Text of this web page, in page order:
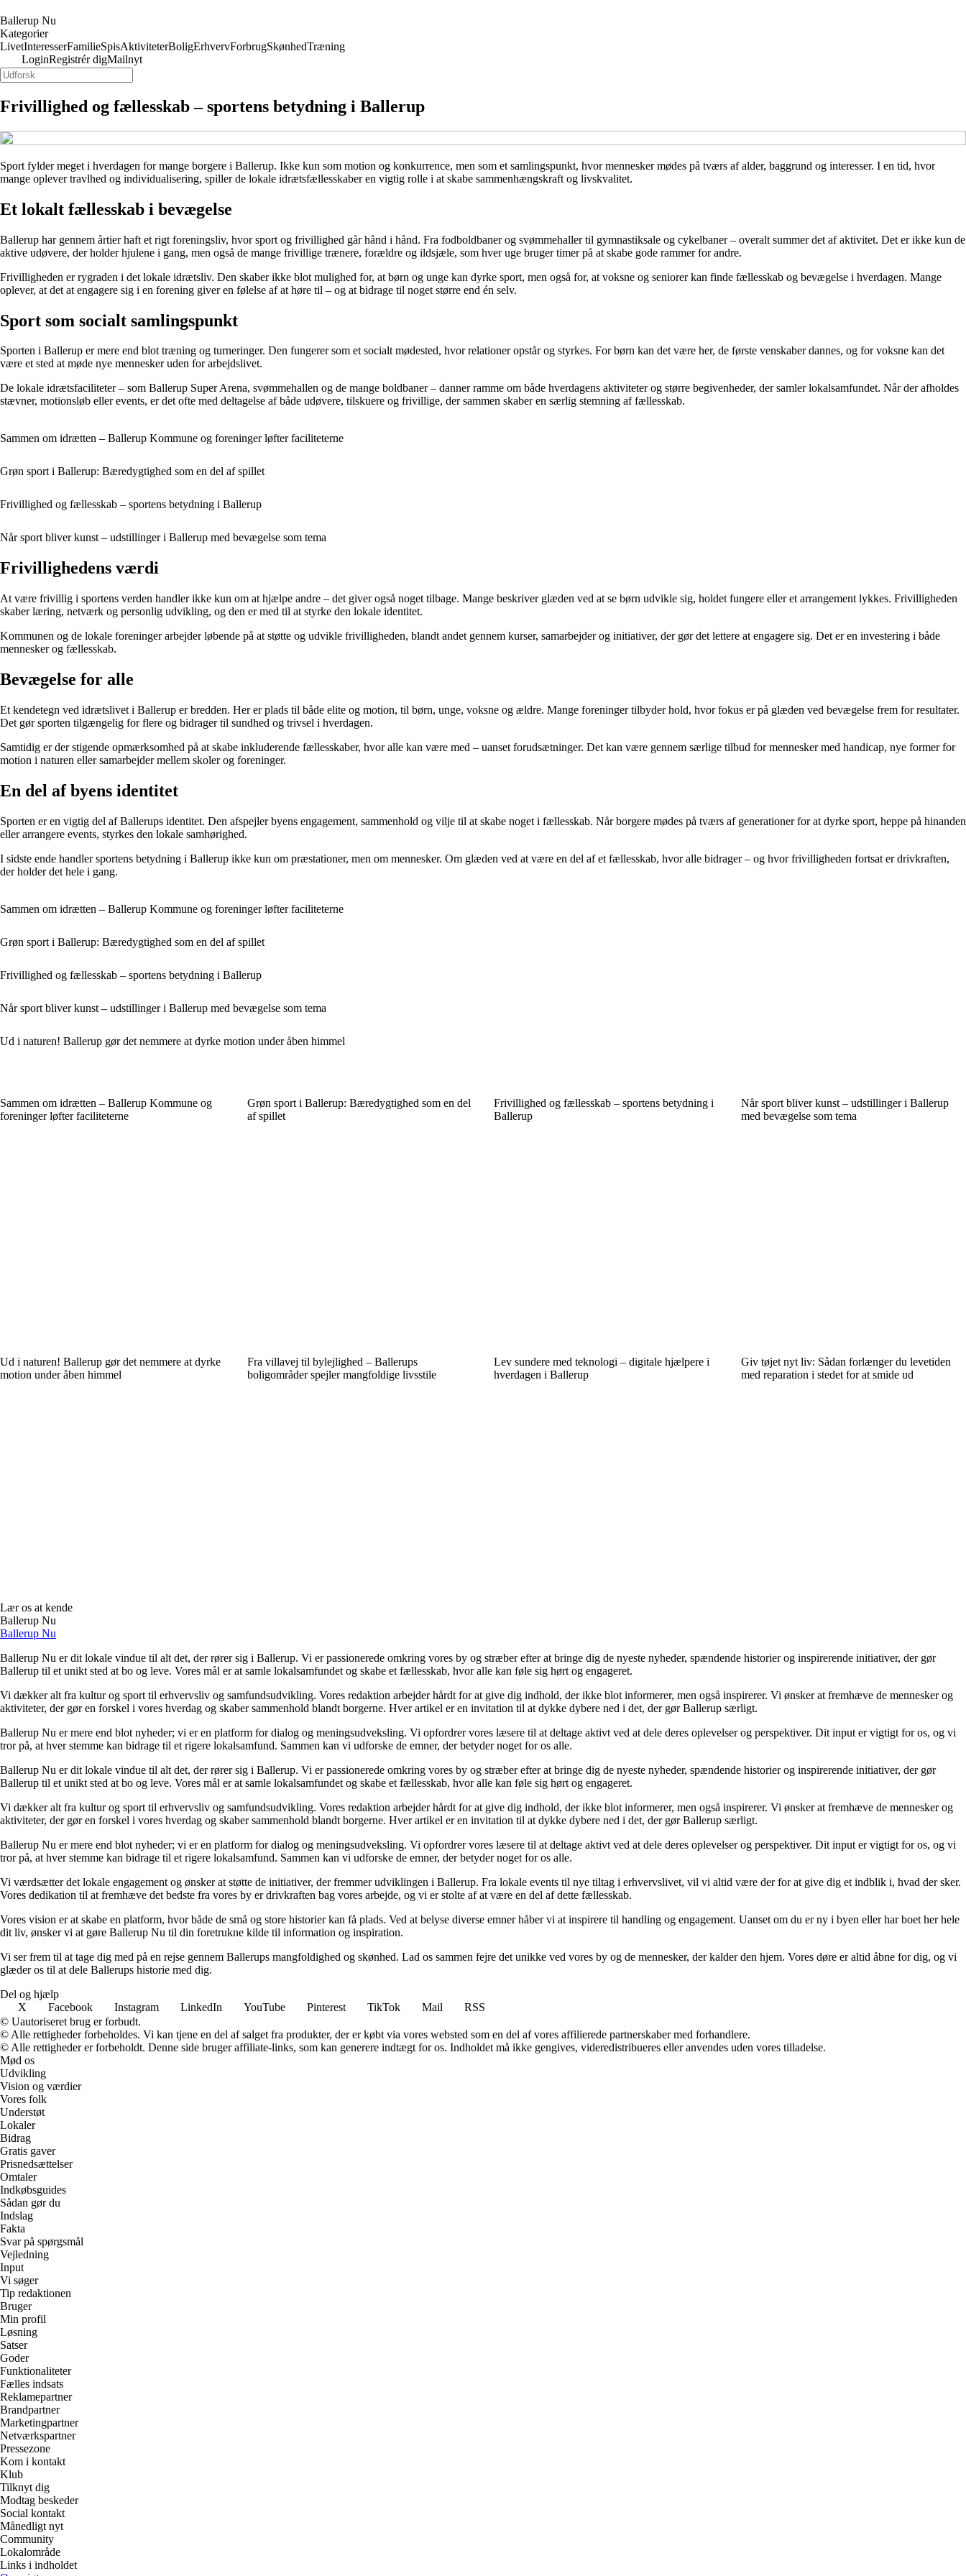
Ballerup Nu
Kategorier
LivetInteresserFamilieSpisAktiviteterBoligErhvervForbrugSkønhedTræning
LoginRegistrér digMailnyt
Frivillighed og fællesskab – sportens betydning i Ballerup
Sport fylder meget i hverdagen for mange borgere i Ballerup. Ikke kun som motion og konkurrence, men som et samlingspunkt, hvor mennesker mødes på tværs af alder, baggrund og interesser. I en tid, hvor
mange oplever travlhed og individualisering, spiller de lokale idrætsfællesskaber en vigtig rolle i at skabe sammenhængskraft og livskvalitet.
Et lokalt fællesskab i bevægelse
Ballerup har gennem årtier haft et rigt foreningsliv, hvor sport og frivillighed går hånd i hånd. Fra fodboldbaner og svømmehaller til gymnastiksale og cykelbaner – overalt summer det af aktivitet. Det er ikke kun de
aktive udøvere, der holder hjulene i gang, men også de mange frivillige trænere, forældre og ildsjæle, som hver uge bruger timer på at skabe gode rammer for andre.
Frivilligheden er rygraden i det lokale idrætsliv. Den skaber ikke blot mulighed for, at børn og unge kan dyrke sport, men også for, at voksne og seniorer kan finde fællesskab og bevægelse i hverdagen. Mange
oplever, at det at engagere sig i en forening giver en følelse af at høre til – og at bidrage til noget større end én selv.
Sport som socialt samlingspunkt
Sporten i Ballerup er mere end blot træning og turneringer. Den fungerer som et socialt mødested, hvor relationer opstår og styrkes. For børn kan det være her, de første venskaber dannes, og for voksne kan det
være et sted at møde nye mennesker uden for arbejdslivet.
De lokale idrætsfaciliteter – som Ballerup Super Arena, svømmehallen og de mange boldbaner – danner ramme om både hverdagens aktiviteter og større begivenheder, der samler lokalsamfundet. Når der afholdes
stævner, motionsløb eller events, er det ofte med deltagelse af både udøvere, tilskuere og frivillige, der sammen skaber en særlig stemning af fællesskab.
Sammen om idrætten – Ballerup Kommune og foreninger løfter faciliteterne
Grøn sport i Ballerup: Bæredygtighed som en del af spillet
Frivillighed og fællesskab – sportens betydning i Ballerup
Når sport bliver kunst – udstillinger i Ballerup med bevægelse som tema
Frivillighedens værdi
At være frivillig i sportens verden handler ikke kun om at hjælpe andre – det giver også noget tilbage. Mange beskriver glæden ved at se børn udvikle sig, holdet fungere eller et arrangement lykkes. Frivilligheden
skaber læring, netværk og personlig udvikling, og den er med til at styrke den lokale identitet.
Kommunen og de lokale foreninger arbejder løbende på at støtte og udvikle frivilligheden, blandt andet gennem kurser, samarbejder og initiativer, der gør det lettere at engagere sig. Det er en investering i både
mennesker og fællesskab.
Bevægelse for alle
Et kendetegn ved idrætslivet i Ballerup er bredden. Her er plads til både elite og motion, til børn, unge, voksne og ældre. Mange foreninger tilbyder hold, hvor fokus er på glæden ved bevægelse frem for resultater.
Det gør sporten tilgængelig for flere og bidrager til sundhed og trivsel i hverdagen.
Samtidig er der stigende opmærksomhed på at skabe inkluderende fællesskaber, hvor alle kan være med – uanset forudsætninger. Det kan være gennem særlige tilbud for mennesker med handicap, nye former for
motion i naturen eller samarbejder mellem skoler og foreninger.
En del af byens identitet
Sporten er en vigtig del af Ballerups identitet. Den afspejler byens engagement, sammenhold og vilje til at skabe noget i fællesskab. Når borgere mødes på tværs af generationer for at dyrke sport, heppe på hinanden
eller arrangere events, styrkes den lokale samhørighed.
I sidste ende handler sportens betydning i Ballerup ikke kun om præstationer, men om mennesker. Om glæden ved at være en del af et fællesskab, hvor alle bidrager – og hvor frivilligheden fortsat er drivkraften,
der holder det hele i gang.
Sammen om idrætten – Ballerup Kommune og foreninger løfter faciliteterne
Grøn sport i Ballerup: Bæredygtighed som en del af spillet
Frivillighed og fællesskab – sportens betydning i Ballerup
Når sport bliver kunst – udstillinger i Ballerup med bevægelse som tema
Ud i naturen! Ballerup gør det nemmere at dyrke motion under åben himmel
Sammen om idrætten – Ballerup Kommune og
foreninger løfter faciliteterne
Grøn sport i Ballerup: Bæredygtighed som en del
af spillet
Frivillighed og fællesskab – sportens betydning i
Ballerup
Når sport bliver kunst – udstillinger i Ballerup
med bevægelse som tema
Ud i naturen! Ballerup gør det nemmere at dyrke
motion under åben himmel
Fra villavej til bylejlighed – Ballerups
boligområder spejler mangfoldige livsstile
Lev sundere med teknologi – digitale hjælpere i
hverdagen i Ballerup
Giv tøjet nyt liv: Sådan forlænger du levetiden
med reparation i stedet for at smide ud
Lær os at kende
Ballerup Nu
Ballerup Nu
Ballerup Nu er dit lokale vindue til alt det, der rører sig i Ballerup. Vi er passionerede omkring vores by og stræber efter at bringe dig de nyeste nyheder, spændende historier og inspirerende initiativer, der gør
Ballerup til et unikt sted at bo og leve. Vores mål er at samle lokalsamfundet og skabe et fællesskab, hvor alle kan føle sig hørt og engageret.
Vi dækker alt fra kultur og sport til erhvervsliv og samfundsudvikling. Vores redaktion arbejder hårdt for at give dig indhold, der ikke blot informerer, men også inspirerer. Vi ønsker at fremhæve de mennesker og
aktiviteter, der gør en forskel i vores hverdag og skaber sammenhold blandt borgerne. Hver artikel er en invitation til at dykke dybere ned i det, der gør Ballerup særligt.
Ballerup Nu er mere end blot nyheder; vi er en platform for dialog og meningsudveksling. Vi opfordrer vores læsere til at deltage aktivt ved at dele deres oplevelser og perspektiver. Dit input er vigtigt for os, og vi
tror på, at hver stemme kan bidrage til et rigere lokalsamfund. Sammen kan vi udforske de emner, der betyder noget for os alle.
Ballerup Nu er dit lokale vindue til alt det, der rører sig i Ballerup. Vi er passionerede omkring vores by og stræber efter at bringe dig de nyeste nyheder, spændende historier og inspirerende initiativer, der gør
Ballerup til et unikt sted at bo og leve. Vores mål er at samle lokalsamfundet og skabe et fællesskab, hvor alle kan føle sig hørt og engageret.
Vi dækker alt fra kultur og sport til erhvervsliv og samfundsudvikling. Vores redaktion arbejder hårdt for at give dig indhold, der ikke blot informerer, men også inspirerer. Vi ønsker at fremhæve de mennesker og
aktiviteter, der gør en forskel i vores hverdag og skaber sammenhold blandt borgerne. Hver artikel er en invitation til at dykke dybere ned i det, der gør Ballerup særligt.
Ballerup Nu er mere end blot nyheder; vi er en platform for dialog og meningsudveksling. Vi opfordrer vores læsere til at deltage aktivt ved at dele deres oplevelser og perspektiver. Dit input er vigtigt for os, og vi
tror på, at hver stemme kan bidrage til et rigere lokalsamfund. Sammen kan vi udforske de emner, der betyder noget for os alle.
Vi værdsætter det lokale engagement og ønsker at støtte de initiativer, der fremmer udviklingen i Ballerup. Fra lokale events til nye tiltag i erhvervslivet, vil vi altid være der for at give dig et indblik i, hvad der sker.
Vores dedikation til at fremhæve det bedste fra vores by er drivkraften bag vores arbejde, og vi er stolte af at være en del af dette fællesskab.
Vores vision er at skabe en platform, hvor både de små og store historier kan få plads. Ved at belyse diverse emner håber vi at inspirere til handling og engagement. Uanset om du er ny i byen eller har boet her hele
dit liv, ønsker vi at gøre Ballerup Nu til din foretrukne kilde til information og inspiration.
Vi ser frem til at tage dig med på en rejse gennem Ballerups mangfoldighed og skønhed. Lad os sammen fejre det unikke ved vores by og de mennesker, der kalder den hjem. Vores døre er altid åbne for dig, og vi
glæder os til at dele Ballerups historie med dig.
Del og hjælp
X
Facebook Instagram LinkedIn YouTube Pinterest TikTok Mail
RSS
© Uautoriseret brug er forbudt.
© Alle rettigheder forbeholdes. Vi kan tjene en del af salget fra produkter, der er købt via vores websted som en del af vores affilierede partnerskaber med forhandlere.
© Alle rettigheder er forbeholdt. Denne side bruger affiliate-links, som kan generere indtægt for os. Indholdet må ikke gengives, videredistribueres eller anvendes uden vores tilladelse.
Mød os
Udvikling
Vision og værdier
Vores folk
Understøt
Lokaler
Bidrag
Gratis gaver
Prisnedsættelser
Omtaler
Indkøbsguides
Sådan gør du
Indslag
Fakta
Svar på spørgsmål
Vejledning
Input
Vi søger
Tip redaktionen
Bruger
Min profil
Løsning
Satser
Goder
Funktionaliteter
Fælles indsats
Reklamepartner
Brandpartner
Marketingpartner
Netværkspartner
Pressezone
Kom i kontakt
Klub
Tilknyt dig
Modtag beskeder
Social kontakt
Månedligt nyt
Community
Lokalområde
Links i indholdet